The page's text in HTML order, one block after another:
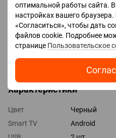
оптимальной работы сайта.
настройках вашего
«Согласиться», чтобы дать
файлов cookie. Подробнее
странице Пользовательское
Разъемы
Входы USB 2 шт
LAN
HDMI 4 шт
Выходы mini-Jack (3.5 мм)
оптический
Характеристики
Цвет
Черный
Smart TV
Android